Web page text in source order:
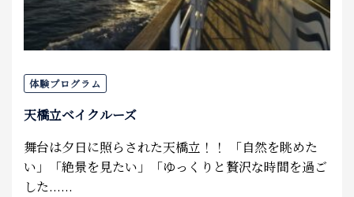
体験プログラム
天橋立ベイクルーズ
舞台は夕日に照らされた天橋立！！ 「自然を眺めた
い」「絶景を見たい」「ゆっくりと贅沢な時間を過ご
した......